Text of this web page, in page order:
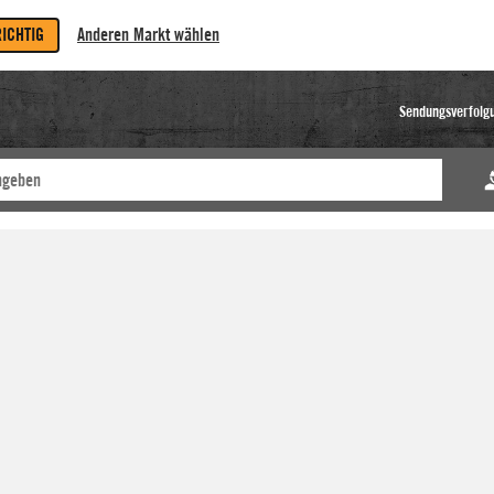
Anderen Markt wählen